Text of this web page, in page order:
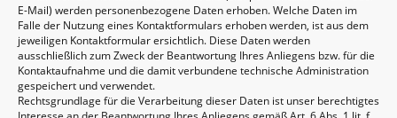
E-Mail) werden personenbezogene Daten erhoben. Welche Daten im
Falle der Nutzung eines Kontaktformulars erhoben werden, ist aus dem
jeweiligen Kontaktformular ersichtlich. Diese Daten werden
ausschließlich zum Zweck der Beantwortung Ihres Anliegens bzw. für die
Kontaktaufnahme und die damit verbundene technische Administration
gespeichert und verwendet.
Rechtsgrundlage für die Verarbeitung dieser Daten ist unser berechtigtes